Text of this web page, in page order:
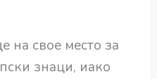
на свое место за
знаци, иако